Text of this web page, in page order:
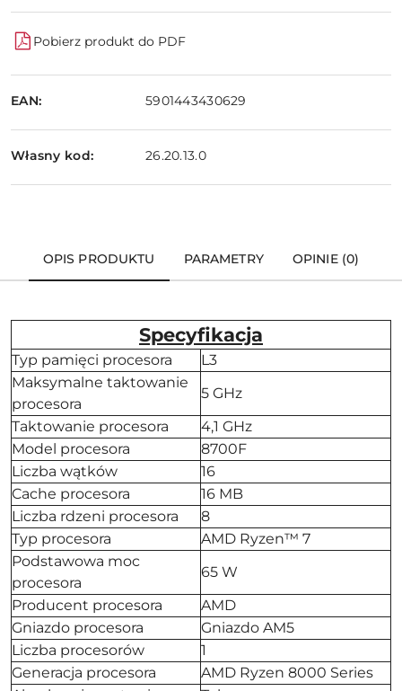
Pobierz produkt do PDF
EAN: 5901443430629
Własny kod: 26.20.13.0
OPIS PRODUKTU PARAMETRY OPINIE (0)
Specyfikacja
Typ pamięci procesora
L3
Maksymalne taktowanie
procesora
5 GHz
Taktowanie procesora
4,1 GHz
Model procesora
8700F
Liczba wątków
16
Cache procesora
16 MB
Liczba rdzeni procesora
8
Typ procesora
AMD Ryzen™ 7
Podstawowa moc
procesora
65 W
Producent procesora
AMD
Gniazdo procesora
Gniazdo AM5
Liczba procesorów
1
Generacja procesora
AMD Ryzen 8000 Series